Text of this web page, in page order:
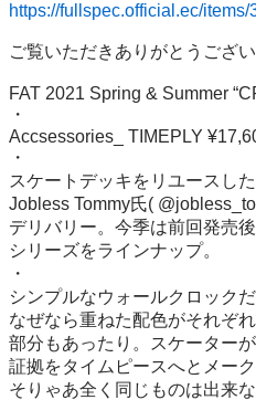
https://fullspec.official.ec/items/
ご覧いただきありがとうござい
FAT 2021 Spring & Summer
・
Accsessories_ TIMEPLY
・
スケートデッキをリユースし
Jobless Tommy氏(
デリバリー。今季は前回発売
シリーズをラインナップ。
・
シンプルなウォールクロック
なぜなら重ねた配色がそれぞ
部分もあったり。スケーター
証拠をタイムピースへとメー
そりゃあ全く同じものは出来